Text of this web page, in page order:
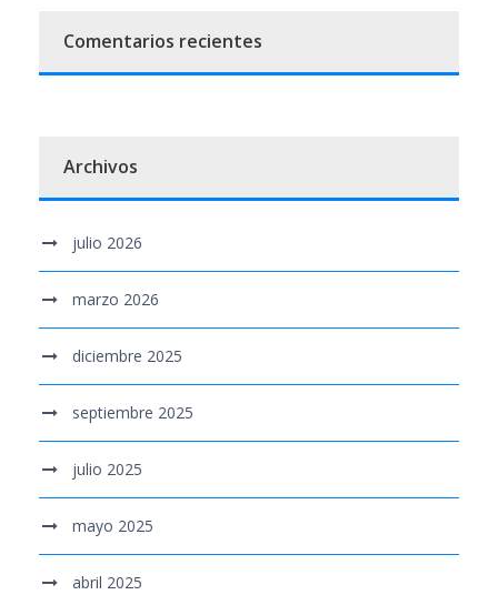
Comentarios recientes
Archivos
julio 2026
marzo 2026
diciembre 2025
septiembre 2025
julio 2025
mayo 2025
abril 2025